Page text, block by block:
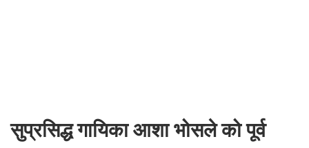
सुप्रसिद्ध गायिका आशा भोसले को पूर्व